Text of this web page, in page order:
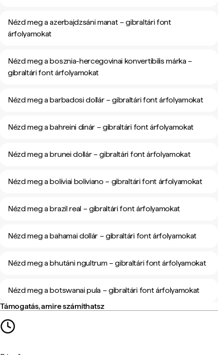
Nézd meg a azerbajdzsáni manat – gibraltári font
árfolyamokat
Nézd meg a bosznia-hercegovinai konvertibilis márka –
gibraltári font árfolyamokat
Nézd meg a barbadosi dollár – gibraltári font árfolyamokat
Nézd meg a bahreini dinár – gibraltári font árfolyamokat
Nézd meg a brunei dollár – gibraltári font árfolyamokat
Nézd meg a bolíviai boliviano – gibraltári font árfolyamokat
Nézd meg a brazil real – gibraltári font árfolyamokat
Nézd meg a bahamai dollár – gibraltári font árfolyamokat
Nézd meg a bhutáni ngultrum – gibraltári font árfolyamokat
Nézd meg a botswanai pula – gibraltári font árfolyamokat
Támogatás, amire számíthatsz